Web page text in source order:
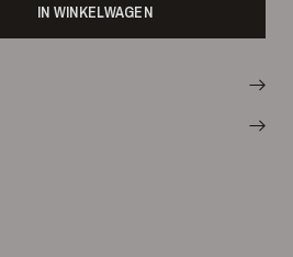
IN WINKELWAGEN